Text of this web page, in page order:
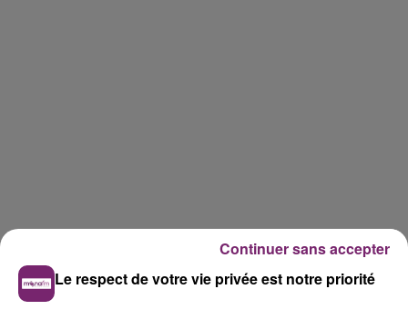
Le respect de votre vie privée est notre priorité
Continuer sans accepter